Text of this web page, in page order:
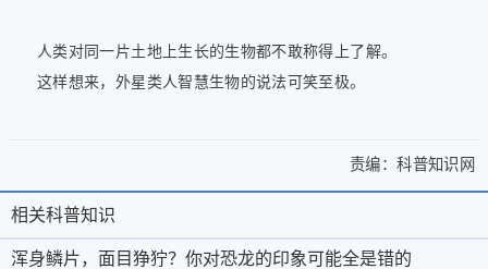
人类对同一片土地上生长的生物都不敢称得上了解。
这样想来，外星类人智慧生物的说法可笑至极。
责编：科普知识网
浑
身
>
相
浑
身
鳞
关
于
微
相关科普知识
浑身鳞片，面目狰狞？你对恐龙的印象可能全是错的